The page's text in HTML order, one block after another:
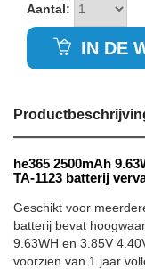
Aantal:
IN DE
he365 2500mAh
TA-1123 batterij
Geschikt voor
batterij bevat
9.63WH en 3.85V
voorzien van 1 jaar